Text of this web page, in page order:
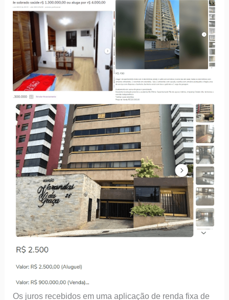
Os juros recebidos em uma aplicação de renda fixa de